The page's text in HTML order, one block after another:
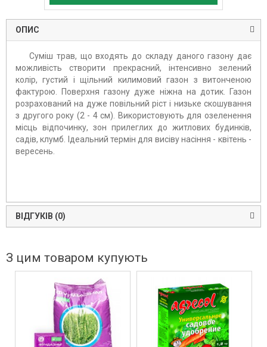
ОПИС
Суміш трав, що входять до складу даного газону дає
можливість створити прекрасний, інтенсивно зелений
колір, густий і щільний килимовий газон з витонченою
фактурою. Поверхня газону дуже ніжна на дотик. Газон
розрахований на дуже повільний ріст і низьке скошування
з другого року (2 - 4 см). Використовують для озеленення
місць відпочинку, зон прилеглих до житлових будинків,
садів, клумб. Ідеальний термін для висіву насіння - квітень -
вересень.
ВІДГУКІВ (0)
З цим товаром купують